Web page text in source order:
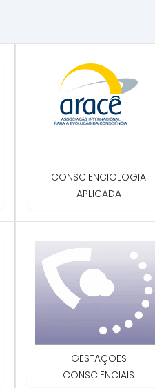
CONSCIENCIOLOGIA
APLICADA
GESTAÇÕES
CONSCIENCIAIS